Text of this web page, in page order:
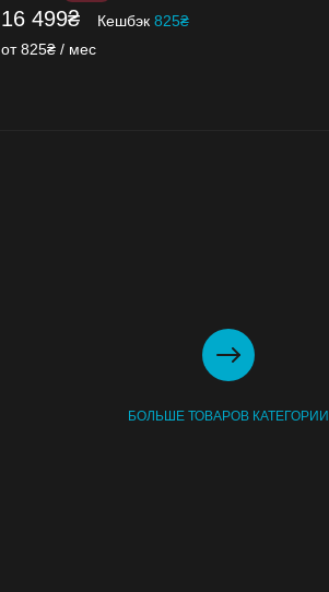
16 499₴ Кешбэк 825₴
от 825₴ / мес
БОЛЬШЕ ТОВАРОВ КАТЕГОРИИ